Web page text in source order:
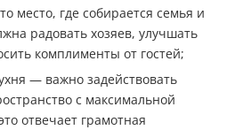
место, где собирается семья и
радовать хозяев, улучшать
комплименты от гостей;
— важно задействовать
с максимальной
отвечает грамотная